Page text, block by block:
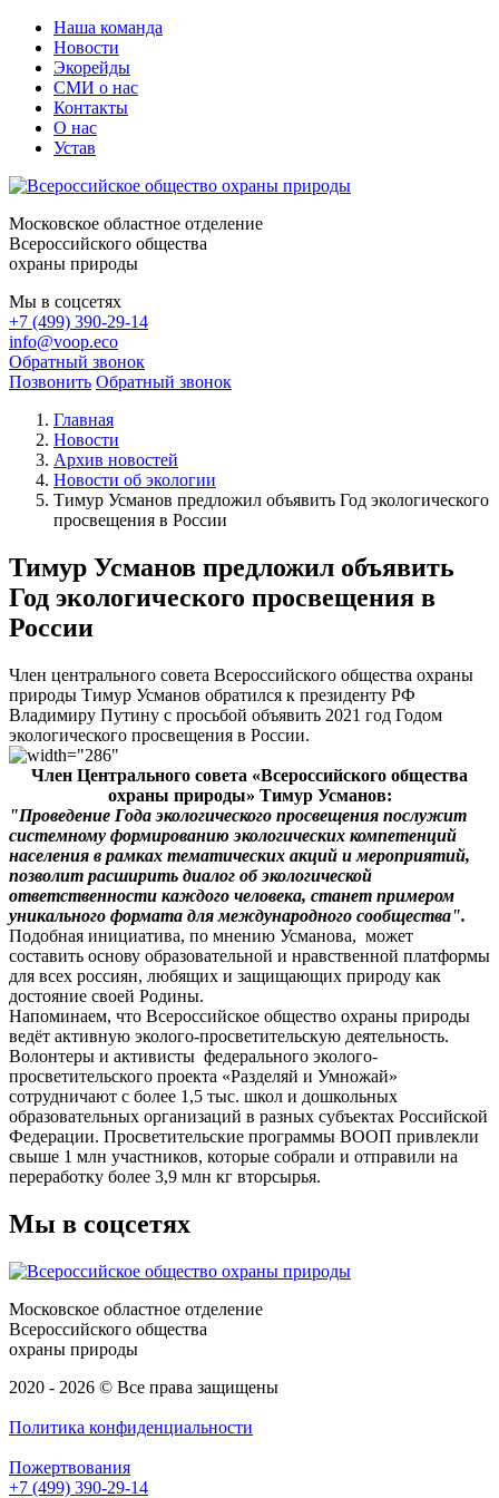
Наша команда
Новости
Экорейды
СМИ о нас
Контакты
О нас
Устав
Московское областное отделение
Всероссийского общества
охраны природы
Мы в соцсетях
+7 (499) 390-29-14
info@voop.eco
Обратный звонок
Позвонить Обратный звонок
Главная
Новости
Архив новостей
Новости об экологии
Тимур Усманов предложил объявить Год экологического
просвещения в России
Тимур Усманов предложил объявить
Год экологического просвещения в
России
Член центрального совета Всероссийского общества охраны
природы Тимур Усманов обратился к президенту РФ
Владимиру Путину с просьбой объявить 2021 год Годом
экологического просвещения в России.
Член Центрального совета «Всероссийского общества
охраны природы» Тимур Усманов:
"Проведение Года экологического просвещения послужит
системному формированию экологических компетенций
населения в рамках тематических акций и мероприятий,
позволит расширить диалог об экологической
ответственности каждого человека, станет примером
уникального формата для международного сообщества".
Подобная инициатива, по мнению Усманова, может
составить основу образовательной и нравственной платформы
для всех россиян, любящих и защищающих природу как
достояние своей Родины.
Напоминаем, что Всероссийское общество охраны природы
ведёт активную эколого-просветительскую деятельность.
Волонтеры и активисты федерального эколого-
просветительского проекта «Разделяй и Умножай»
сотрудничают с более 1,5 тыс. школ и дошкольных
образовательных организаций в разных субъектах Российской
Федерации. Просветительские программы ВООП привлекли
свыше 1 млн участников, которые собрали и отправили на
переработку более 3,9 млн кг вторсырья.
Мы в соцсетях
Московское областное отделение
Всероссийского общества
охраны природы
2020 - 2026 © Все права защищены
Политика конфиденциальности
Пожертвования
+7 (499) 390-29-14